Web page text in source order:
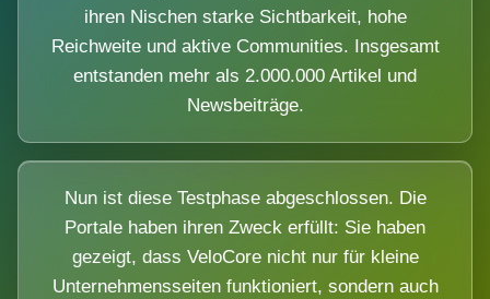
ihren Nischen starke Sichtbarkeit, hohe
Reichweite und aktive Communities. Insgesamt
entstanden mehr als 2.000.000 Artikel und
Newsbeiträge.
Nun ist diese Testphase abgeschlossen. Die
Portale haben ihren Zweck erfüllt: Sie haben
gezeigt, dass VeloCore nicht nur für kleine
Unternehmensseiten funktioniert, sondern auch